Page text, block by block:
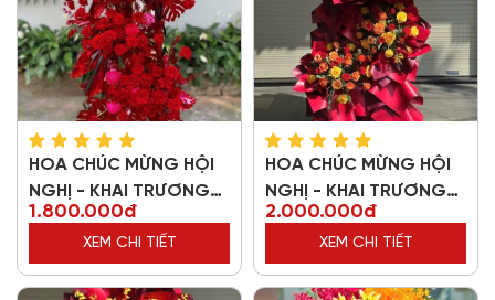
HOA CHÚC MỪNG HỘI
NGHỊ - KHAI TRƯƠNG
12927
1.800.000đ
XEM CHI TIẾT
HOA CHÚC MỪNG HỘI
NGHỊ - KHAI TRƯƠNG
84298
2.000.000đ
XEM CHI TIẾT